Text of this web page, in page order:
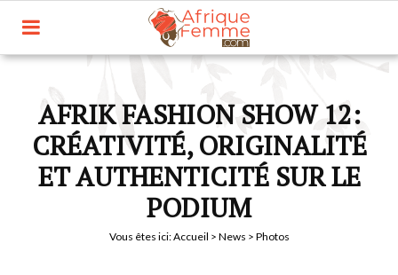
AFRIK FASHION SHOW 12:
CRÉATIVITÉ, ORIGINALITÉ
ET AUTHENTICITÉ SUR LE
PODIUM
Vous êtes ici:Accueil > News > Photos